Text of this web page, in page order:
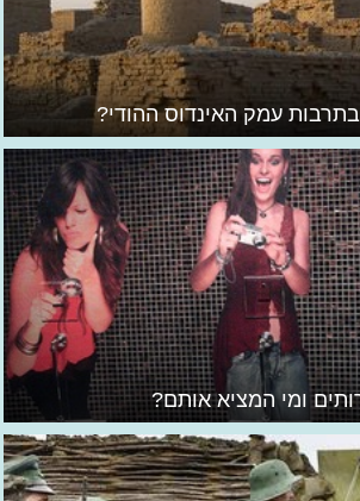
עמק האינדוס ההודי?
ומי המציא אותם?